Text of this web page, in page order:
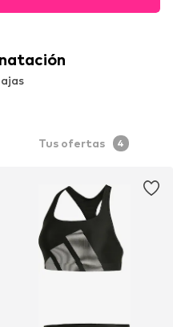
Tus ofertas 4